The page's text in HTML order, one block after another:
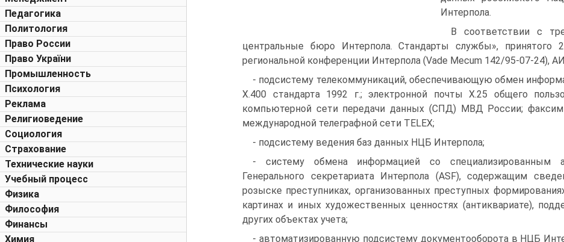
Педагогика
Политология
Право России
Право України
Промышленность
Психология
Реклама
Религиоведение
Социология
Страхование
Технические науки
Учебный процесс
Физика
Философия
Финансы
Химия
Интерпола.
В соответствии с
центральные бюро Интерпола. Стандарты службы»,
региональной конференции Интерпола (Vade Mecum 142/95-07-24),
- подсистему телекоммуникаций, обеспечивающую обмен
Х.400 стандарта 1992 г.; электронной почты Х.25 общего
компьютерной сети передачи данных (СПД) МВД России;
международной телеграфной сети TELEX;
- подсистему ведения баз данных НЦБ Интерпола;
- систему обмена информацией со специализированным
Генерального секретариата Интерпола (ASF), содержащим
розыске преступниках, организованных преступных
картинах и иных художественных ценностях (антиквариате),
других объектах учета;
- автоматизированную подсистему документооборота в НЦБ